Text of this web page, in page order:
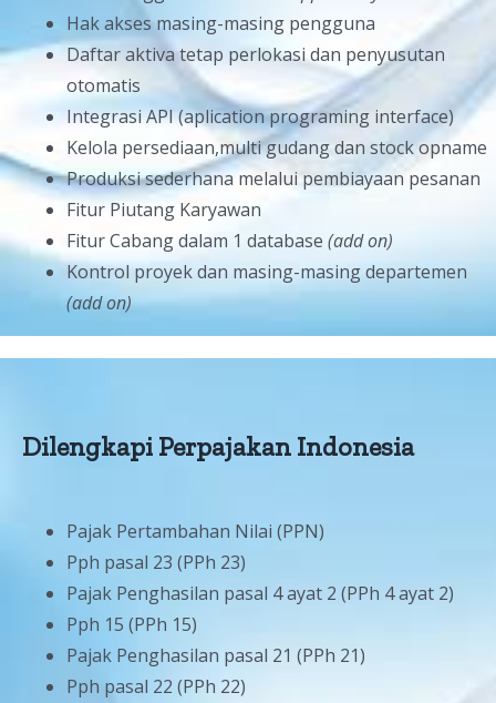
Hak akses masing-masing pengguna
Daftar aktiva tetap perlokasi dan penyusutan
otomatis
Integrasi API (aplication programing interface)
Kelola persediaan,multi gudang dan stock opname
Produksi sederhana melalui pembiayaan pesanan
Fitur Piutang Karyawan
Fitur Cabang dalam 1 database (add on)
Kontrol proyek dan masing-masing departemen
(add on)
Dilengkapi Perpajakan Indonesia
Pajak Pertambahan Nilai (PPN)
Pph pasal 23 (PPh 23)
Pajak Penghasilan pasal 4 ayat 2 (PPh 4 ayat 2)
Pph 15 (PPh 15)
Pajak Penghasilan pasal 21 (PPh 21)
Pph pasal 22 (PPh 22)